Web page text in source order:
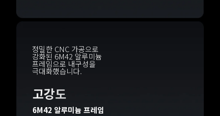
정밀한 CNC 가공으로
강화된 6M42 알루미늄
프레임으로 내구성을
극대화했습니다.
고강도
6M42 알루미늄 프레임